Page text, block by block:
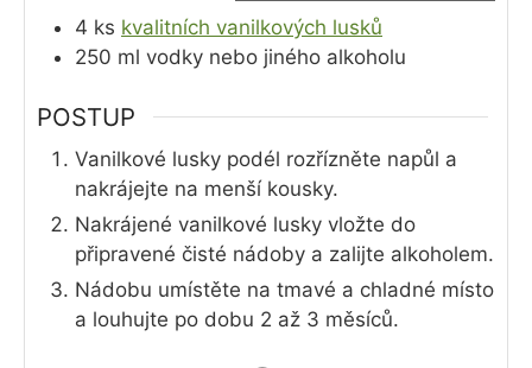
4 ks kvalitních vanilkových lusků
250 ml vodky nebo jiného alkoholu
POSTUP
Vanilkové lusky podél rozřízněte napůl a
nakrájejte na menší kousky.
Nakrájené vanilkové lusky vložte do
připravené čisté nádoby a zalijte alkoholem.
Nádobu umístěte na tmavé a chladné místo
a louhujte po dobu 2 až 3 měsíců.